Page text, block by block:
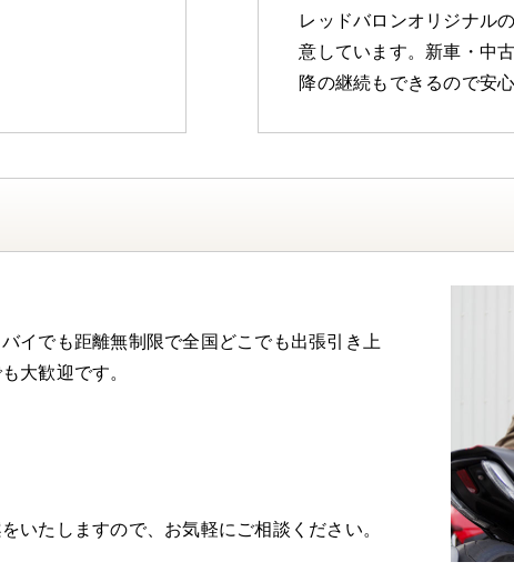
レッドバロンオリジナル
意しています。新車・中
降の継続もできるので安心
イでも距離無制限で全国どこでも出張引き上
大歓迎です。
いたしますので、お気軽にご相談ください。